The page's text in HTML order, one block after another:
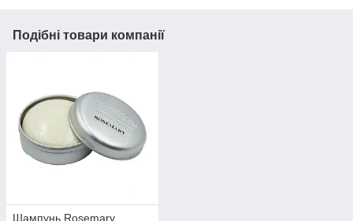
Подібні товари компанії
Шампунь Rosemary